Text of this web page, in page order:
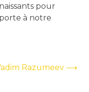
pour
à notre
Razumeev ⟶